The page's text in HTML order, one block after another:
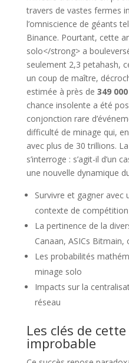
travers de vastes fermes
l’omniscience de géants
Binance. Pourtant, cette
solo</strong> a
seulement 2,3 petahash,
un coup de maître,
estimée à près de 349
chance insolente a été
conjonction rare
difficulté de minage qui,
avec plus de 30 trillions.
s’interroge : s’agit-il d’un
une nouvelle dynamique
Survivre et gagner avec
contexte de
La pertinence de la
Canaan, ASICs Bitmain,
Les probabilités
minage solo
Impacts sur la
réseau
Les clés de
improbable